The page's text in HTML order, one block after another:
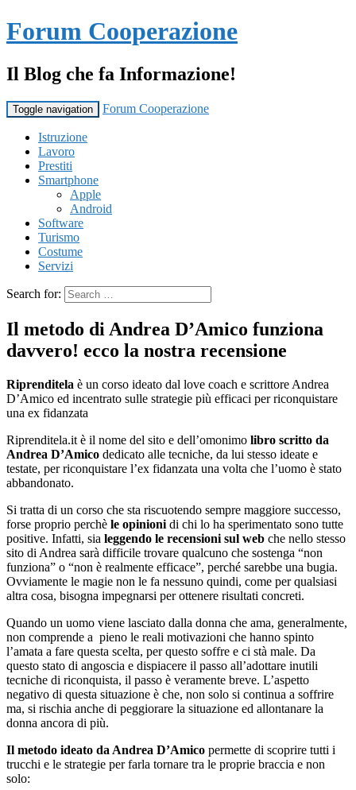
Forum Cooperazione
Il Blog che fa Informazione!
Toggle navigation Forum Cooperazione
Istruzione
Lavoro
Prestiti
Smartphone
Apple
Android
Software
Turismo
Costume
Servizi
Search for:
Il metodo di Andrea D’Amico funziona
davvero! ecco la nostra recensione
Riprenditela è un corso ideato dal love coach e scrittore Andrea
D’Amico ed incentrato sulle strategie più efficaci per riconquistare
una ex fidanzata
Riprenditela.it è il nome del sito e dell’omonimo libro scritto da
Andrea D’Amico dedicato alle tecniche, da lui stesso ideate e
testate, per riconquistare l’ex fidanzata una volta che l’uomo è stato
abbandonato.
Si tratta di un corso che sta riscuotendo sempre maggiore successo,
forse proprio perchè le opinioni di chi lo ha sperimentato sono tutte
positive. Infatti, sia leggendo le recensioni sul web che nello stesso
sito di Andrea sarà difficile trovare qualcuno che sostenga “non
funziona” o “non è realmente efficace”, perché sarebbe una bugia.
Ovviamente le magie non le fa nessuno quindi, come per qualsiasi
altra cosa, bisogna impegnarsi per ottenere risultati concreti.
Quando un uomo viene lasciato dalla donna che ama, generalmente,
non comprende a pieno le reali motivazioni che hanno spinto
l’amata a fare questa scelta, per questo soffre e ci stà male. Da
questo stato di angoscia e dispiacere il passo all’adottare inutili
tecniche di riconquista, il passo è veramente breve. L’aspetto
negativo di questa situazione è che, non solo si continua a soffrire
ma, si rischia anche di peggiorare la situazione ed allontanare la
donna ancora di più.
Il metodo ideato da Andrea D’Amico permette di scoprire tutti i
trucchi e le strategie per farla tornare tra le proprie braccia e non
solo: